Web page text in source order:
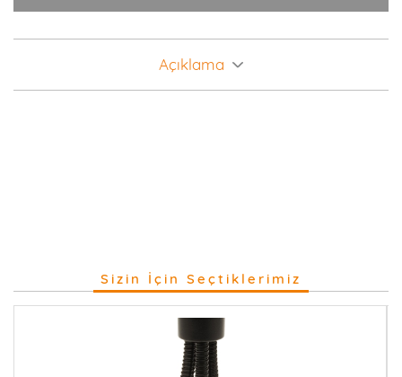
Açıklama
Sizin İçin Seçtiklerimiz